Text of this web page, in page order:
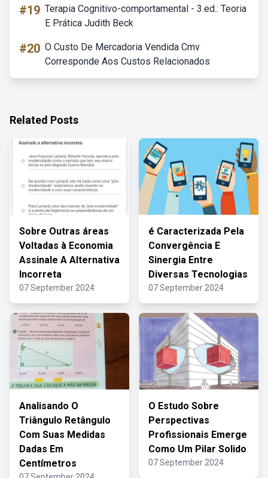
#19 Terapia Cognitivo-comportamental - 3.ed.: Teoria
E Prática Judith Beck
#20 O Custo De Mercadoria Vendida Cmv
Corresponde Aos Custos Relacionados
Related Posts
Sobre Outras áreas
Voltadas à Economia
Assinale A Alternativa
Incorreta
07 September 2024
é Caracterizada Pela
Convergência E
Sinergia Entre
Diversas Tecnologias
07 September 2024
Analisando O
Triângulo Retângulo
Com Suas Medidas
Dadas Em
Centímetros
O Estudo Sobre
Perspectivas
Profissionais Emerge
Como Um Pilar Solido
07 September 2024